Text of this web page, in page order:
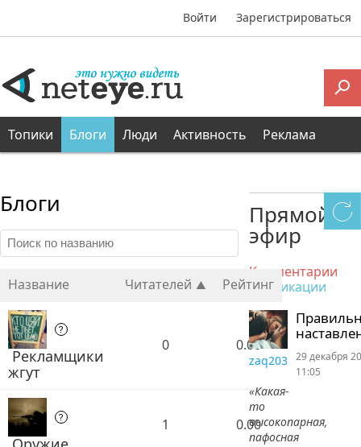
Войти Зарегистрироваться
Топики Блоги Люди Активность Реклама
Блоги
Название Читателей Рейтинг
Рекламщики
жгут
0 0.00
1 0.00
Прямой
эфир
Комментарии
Публикации
zaq203
«Какая-
то
высокопарная,
пафосная
29 декабря
11:05